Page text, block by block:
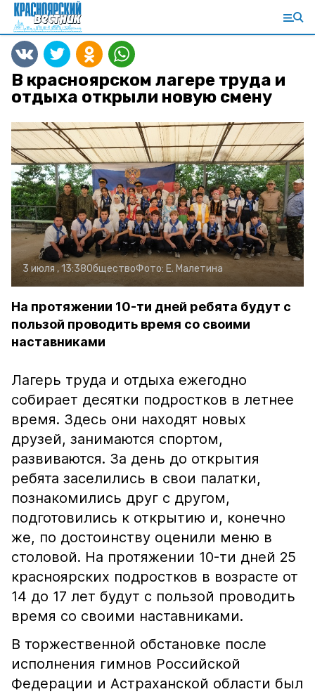
В красноярском лагере труда и
отдыха открыли новую смену
3 июля , 13:38ОбществоФото: Е. Малетина
На протяжении 10-ти дней ребята будут с
пользой проводить время со своими
наставниками
Лагерь труда и отдыха ежегодно
собирает десятки подростков в летнее
время. Здесь они находят новых
друзей, занимаются спортом,
развиваются. За день до открытия
ребята заселились в свои палатки,
познакомились друг с другом,
подготовились к открытию и, конечно
же, по достоинству оценили меню в
столовой. На протяжении 10-ти дней 25
красноярских подростков в возрасте от
14 до 17 лет будут с пользой проводить
время со своими наставниками.
В торжественной обстановке после
исполнения гимнов Российской
Федерации и Астраханской области был